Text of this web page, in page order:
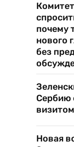
почему
нового
без
Сербию
визитом
Новая